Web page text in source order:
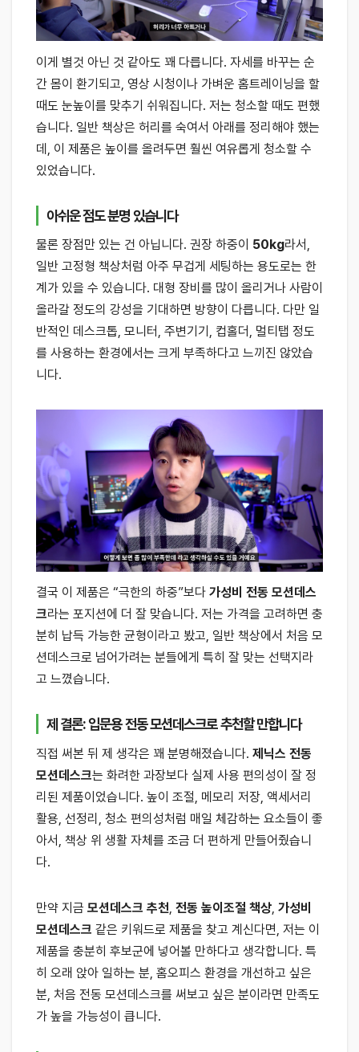
이게 별것 아닌 것 같아도 꽤 다릅니다. 자세를 바꾸는 순
간 몸이 환기되고, 영상 시청이나 가벼운 홈트레이닝을 할
때도 눈높이를 맞추기 쉬워집니다. 저는 청소할 때도 편했
습니다. 일반 책상은 허리를 숙여서 아래를 정리해야 했는
데, 이 제품은 높이를 올려두면 훨씬 여유롭게 청소할 수
있었습니다.
아쉬운 점도 분명 있습니다
물론 장점만 있는 건 아닙니다. 권장 하중이 50kg라서,
일반 고정형 책상처럼 아주 무겁게 세팅하는 용도로는 한
계가 있을 수 있습니다. 대형 장비를 많이 올리거나 사람이
올라갈 정도의 강성을 기대하면 방향이 다릅니다. 다만 일
반적인 데스크톱, 모니터, 주변기기, 컵홀더, 멀티탭 정도
를 사용하는 환경에서는 크게 부족하다고 느끼진 않았습
니다.
결국 이 제품은 “극한의 하중”보다 가성비 전동 모션데스
크라는 포지션에 더 잘 맞습니다. 저는 가격을 고려하면 충
분히 납득 가능한 균형이라고 봤고, 일반 책상에서 처음 모
션데스크로 넘어가려는 분들에게 특히 잘 맞는 선택지라
고 느꼈습니다.
제 결론: 입문용 전동 모션데스크로 추천할 만합니다
직접 써본 뒤 제 생각은 꽤 분명해졌습니다. 제닉스 전동
모션데스크는 화려한 과장보다 실제 사용 편의성이 잘 정
리된 제품이었습니다. 높이 조절, 메모리 저장, 액세서리
활용, 선정리, 청소 편의성처럼 매일 체감하는 요소들이 좋
아서, 책상 위 생활 자체를 조금 더 편하게 만들어줬습니
다.
만약 지금 모션데스크 추천 전동 높이조절 책상 가성비
모션데스크 같은 키워드로 제품을 찾고 계신다면, 저는 이
제품을 충분히 후보군에 넣어볼 만하다고 생각합니다. 특
히 오래 앉아 일하는 분, 홈오피스 환경을 개선하고 싶은
분, 처음 전동 모션데스크를 써보고 싶은 분이라면 만족도
가 높을 가능성이 큽니다.